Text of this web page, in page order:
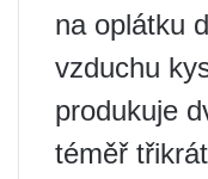
na oplátku
vzduchu
produkuje
téměř